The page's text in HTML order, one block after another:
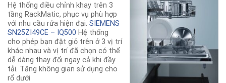
Hệ thống điều chỉnh khay trên 3
tầng RackMatic, phục vụ phù hợp
với nhu cầu rửa hiện đại. SIEMENS
SN25ZI49CE – IQ500 Hệ thống
cho phép bạn đặt giỏ trên ở 3 vị trí
khác nhau và vị trí đã chọn có thể
dễ dàng thay đổi ngay cả khi đầy
tải. Tăng không gian sử dụng cho
rổ dưới